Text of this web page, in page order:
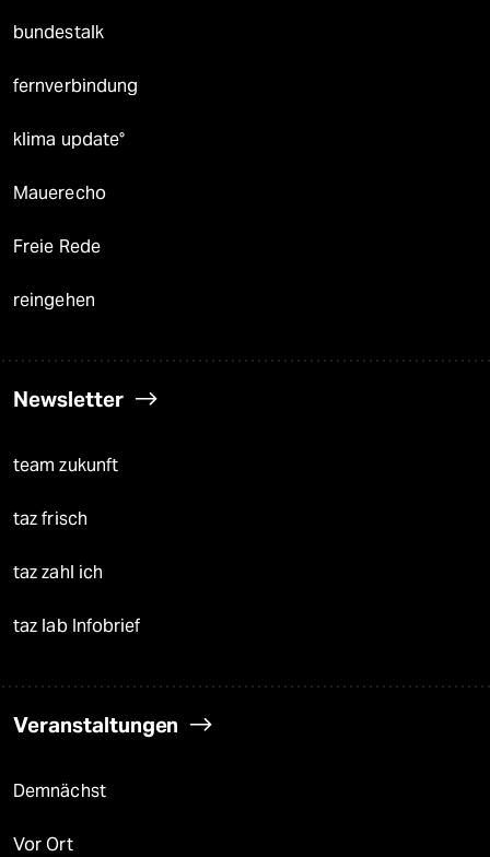
bundestalk
fernverbindung
klima update°
Mauerecho
Freie Rede
reingehen
Newsletter
team zukunft
taz frisch
taz zahl ich
taz lab Infobrief
Veranstaltungen
Demnächst
Vor Ort